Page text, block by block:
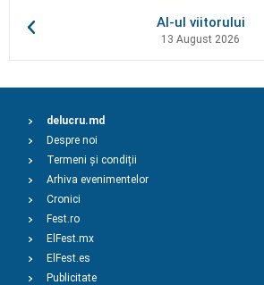
AI-ul viitorului
13 August 2026
delucru.md
Despre noi
Termeni și condiții
Arhiva evenimentelor
Cronici
Fest.ro
ElFest.mx
ElFest.es
Publicitate